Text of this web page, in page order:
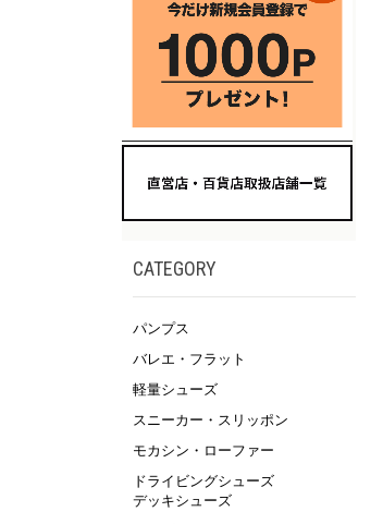
CATEGORY
パンプス
バレエ・フラット
軽量シューズ
スニーカー・スリッポン
モカシン・ローファー
ドライビングシューズ
デッキシューズ